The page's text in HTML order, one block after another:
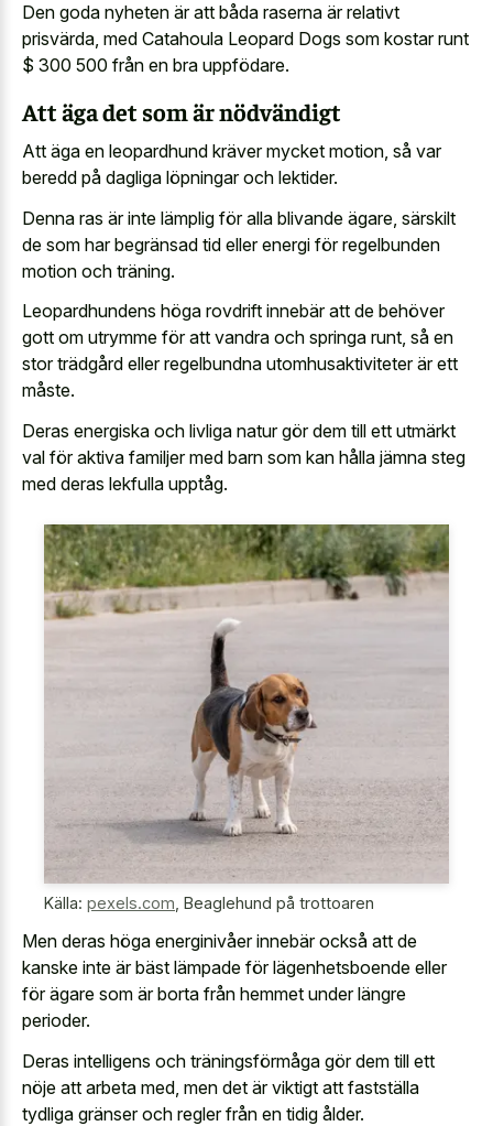
Den goda nyheten är att båda raserna är relativt
prisvärda, med Catahoula Leopard Dogs som kostar runt
$ 300 500 från en bra uppfödare.
Att äga det som är nödvändigt
Att äga en leopardhund kräver mycket motion, så var
beredd på dagliga löpningar och lektider.
Denna ras är inte lämplig för alla blivande ägare, särskilt
de som har begränsad tid eller energi för regelbunden
motion och träning.
Leopardhundens höga rovdrift innebär att de behöver
gott om utrymme för att vandra och springa runt, så en
stor trädgård eller regelbundna utomhusaktiviteter är ett
måste.
Deras energiska och livliga natur gör dem till ett utmärkt
val för aktiva familjer med barn som kan hålla jämna steg
med deras lekfulla upptåg.
Källa: pexels.com Beaglehund på trottoaren
Men deras höga energinivåer innebär också att de
kanske inte är bäst lämpade för lägenhetsboende eller
för ägare som är borta från hemmet under längre
perioder.
Deras intelligens och träningsförmåga gör dem till ett
nöje att arbeta med, men det är viktigt att fastställa
tydliga gränser och regler från en tidig ålder.